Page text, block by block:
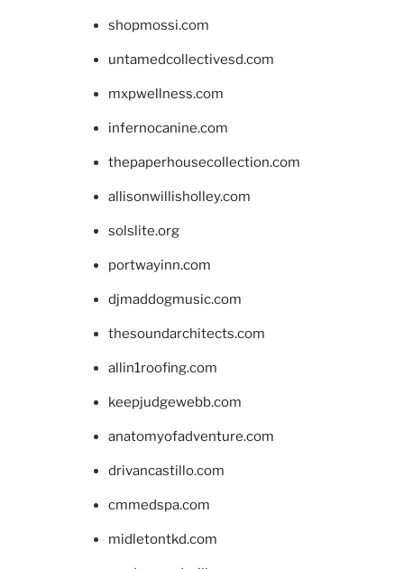
shopmossi.com
untamedcollectivesd.com
mxpwellness.com
infernocanine.com
thepaperhousecollection.com
allisonwillisholley.com
solslite.org
portwayinn.com
djmaddogmusic.com
thesoundarchitects.com
allin1roofing.com
keepjudgewebb.com
anatomyofadventure.com
drivancastillo.com
cmmedspa.com
midletontkd.com